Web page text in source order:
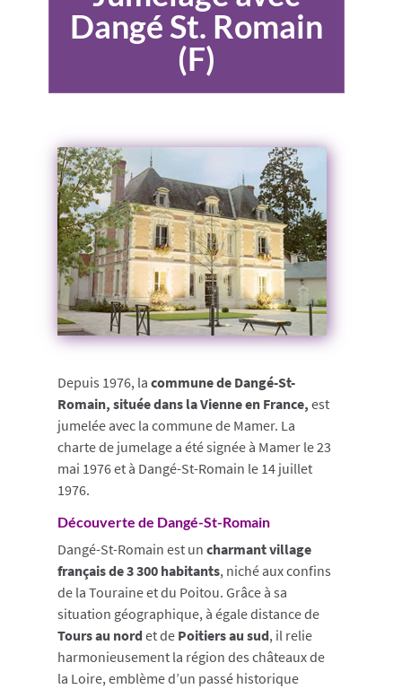
Dangé St. Romain
(F)
Depuis 1976, la commune de Dangé-St-
Romain, située dans la Vienne en France, est
jumelée avec la commune de Mamer. La
charte de jumelage a été signée à Mamer le 23
mai 1976 et à Dangé-St-Romain le 14 juillet
1976.
Découverte de Dangé-St-Romain
Dangé-St-Romain est un charmant village
français de 3 300 habitants, niché aux confins
de la Touraine et du Poitou. Grâce à sa
situation géographique, à égale distance de
Tours au nord et de Poitiers au sud, il relie
harmonieusement la région des châteaux de
la Loire, emblème d’un passé historique